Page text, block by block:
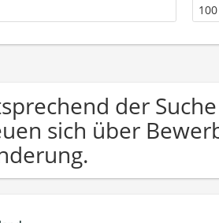
der
sich über